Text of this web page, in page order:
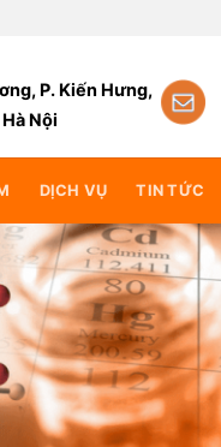
P. Kiến Hưng,
Nội
DỊCH VỤ TIN TỨC